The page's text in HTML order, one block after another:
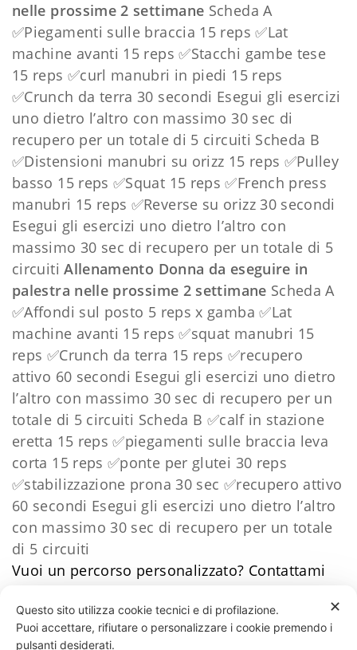
nelle prossime 2 settimane Scheda A
✅Piegamenti sulle braccia 15 reps ✅Lat
machine avanti 15 reps ✅Stacchi gambe tese
15 reps ✅curl manubri in piedi 15 reps
✅Crunch da terra 30 secondi Esegui gli esercizi
uno dietro l’altro con massimo 30 sec di
recupero per un totale di 5 circuiti Scheda B
✅Distensioni manubri su orizz 15 reps ✅Pulley
basso 15 reps ✅Squat 15 reps ✅French press
manubri 15 reps ✅Reverse su orizz 30 secondi
Esegui gli esercizi uno dietro l’altro con
massimo 30 sec di recupero per un totale di 5
circuitiAllenamento Donna da eseguire in
palestra nelle prossime 2 settimane Scheda A
✅Affondi sul posto 5 reps x gamba ✅Lat
machine avanti 15 reps ✅squat manubri 15
reps ✅Crunch da terra 15 reps ✅recupero
attivo 60 secondi Esegui gli esercizi uno dietro
l’altro con massimo 30 sec di recupero per un
totale di 5 circuiti Scheda B ✅calf in stazione
eretta 15 reps ✅piegamenti sulle braccia leva
corta 15 reps ✅ponte per glutei 30 reps
✅stabilizzazione prona 30 sec ✅recupero attivo
60 secondi Esegui gli esercizi uno dietro l’altro
con massimo 30 sec di recupero per un totale
di 5 circuiti
Vuoi un percorso personalizzato? ​Contattami
41 LIKES
✕
Questo sito utilizza cookie tecnici e di profilazione.
Puoi accettare, rifiutare o personalizzare i cookie premendo i
pulsanti desiderati.